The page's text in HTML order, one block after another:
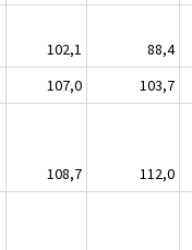
102,1 88,4
107,0 103,7
108,7 112,0